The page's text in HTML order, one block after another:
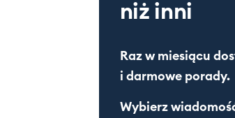
niż inni
Raz w miesiącu
i darmowe porady.
Wybierz